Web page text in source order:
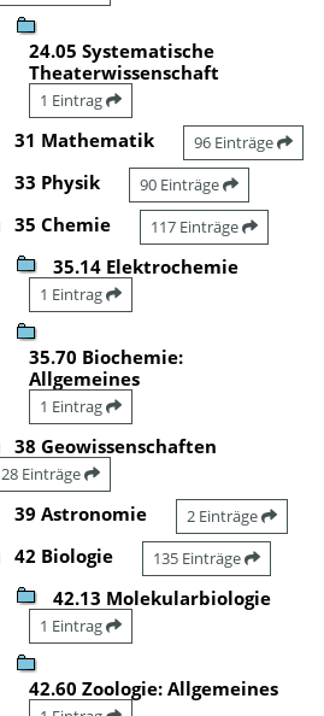
24.05 Systematische
Theaterwissenschaft
1 Eintrag
31 Mathematik 96 Einträge
33 Physik 90 Einträge
35 Chemie 117 Einträge
35.14 Elektrochemie
1 Eintrag
35.70 Biochemie:
Allgemeines
1 Eintrag
38 Geowissenschaften
28 Einträge
39 Astronomie 2 Einträge
42 Biologie 135 Einträge
42.13 Molekularbiologie
1 Eintrag
42.60 Zoologie: Allgemeines